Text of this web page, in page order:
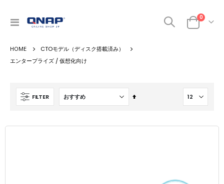
ナ
呼
ぶ
カート
0
CTOモデル（ディスク搭載済み）
エンタープライズ / 仮想化向け
FILTER
降